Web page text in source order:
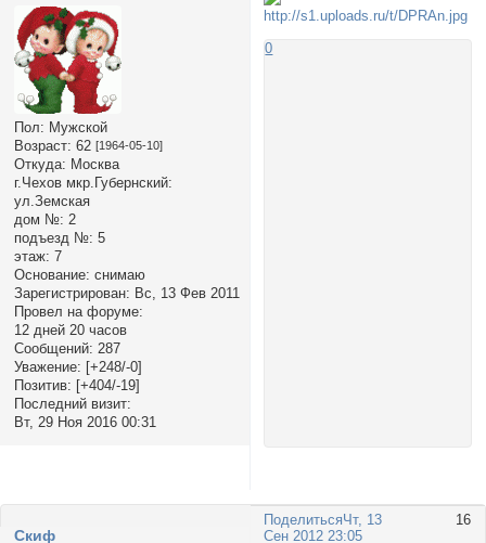
Пол: Мужской
Возраст: 62 [1964-05-10]
Откуда: Москва
г.Чехов мкр.Губернский:
ул.Земская
дом №: 2
подъезд №: 5
этаж: 7
Основание: снимаю
Зарегистрирован: Вс, 13 Фев 2011
Провел на форуме:
12 дней 20 часов
Сообщений: 287
Уважение: [+248/-0]
Позитив: [+404/-19]
Последний визит:
Вт, 29 Ноя 2016 00:31
0
Поделиться 16
Чт, 13
Сен 2012 23:05
Cкиф